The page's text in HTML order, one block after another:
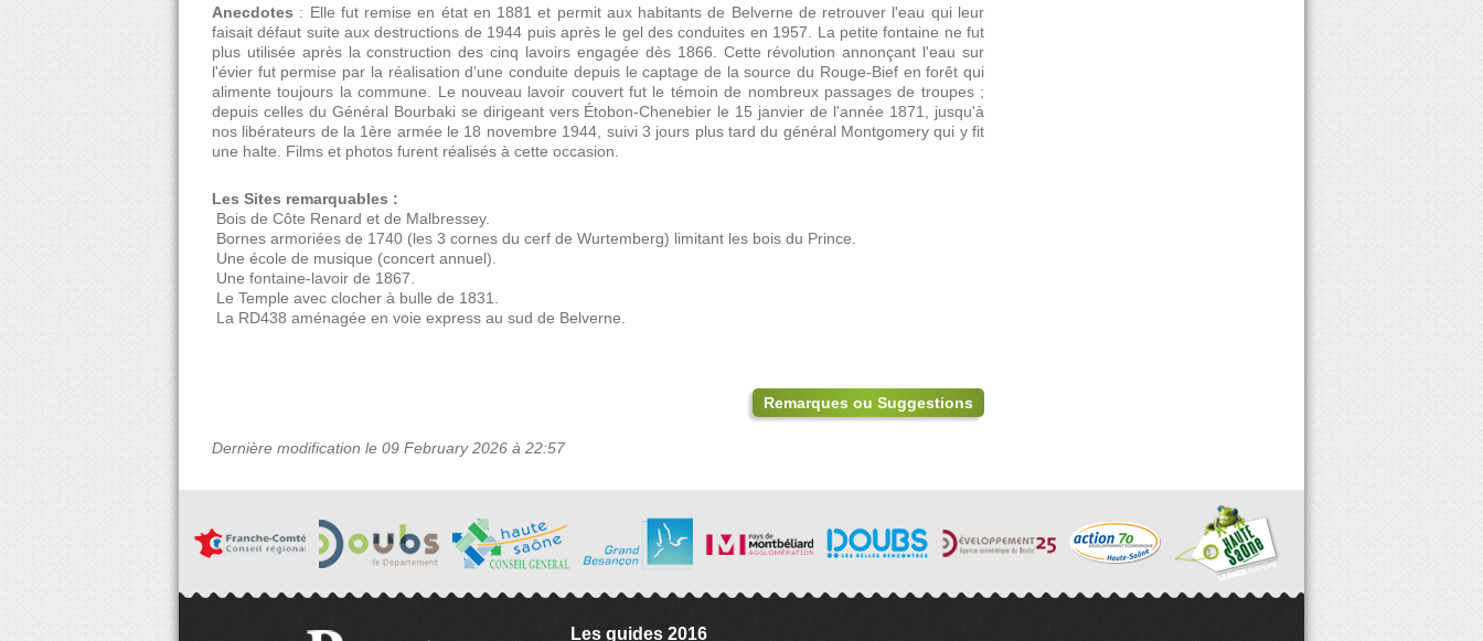
Anecdotes : Elle fut remise en état en 1881 et permit aux habitants de Belverne de retrouver l'eau qui leur
faisait défaut suite aux destructions de 1944 puis après le gel des conduites en 1957. La petite fontaine ne fut
plus utilisée après la construction des cinq lavoirs engagée dès 1866. Cette révolution annonçant l'eau sur
l'évier fut permise par la réalisation d'une conduite depuis le captage de la source du Rouge-Bief en forêt qui
alimente toujours la commune. Le nouveau lavoir couvert fut le témoin de nombreux passages de troupes ;
depuis celles du Général Bourbaki se dirigeant vers Étobon-Chenebier le 15 janvier de l'année 1871, jusqu'à
nos libérateurs de la 1ère armée le 18 novembre 1944, suivi 3 jours plus tard du général Montgomery qui y fit
une halte. Films et photos furent réalisés à cette occasion.
Les Sites remarquables :
 Bois de Côte Renard et de Malbressey.
 Bornes armoriées de 1740 (les 3 cornes du cerf de Wurtemberg) limitant les bois du Prince.
 Une école de musique (concert annuel).
 Une fontaine-lavoir de 1867.
 Le Temple avec clocher à bulle de 1831.
 La RD438 aménagée en voie express au sud de Belverne.
Remarques ou Suggestions
Dernière modification le 09 February 2026 à 22:57
Les guides 2016